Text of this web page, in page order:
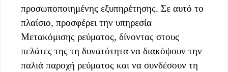
προσωποποιημένης εξυπηρέτησης. Σε αυτό το
πλαίσιο, προσφέρει την υπηρεσία
Μετακόμισης ρεύματος, δίνοντας στους
πελάτες της τη δυνατότητα να διακόψουν την
παλιά παροχή ρεύματος και να συνδέσουν τη